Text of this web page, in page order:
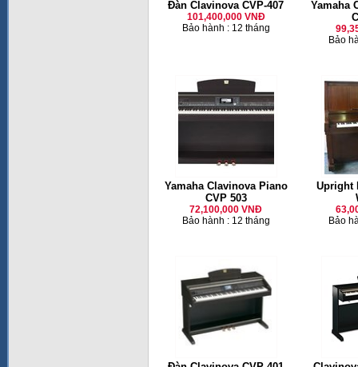
Đàn Clavinova CVP-407
101,400,000 VNĐ
Bảo hành : 12 tháng
Yamaha
Bảo
Yamaha Clavinova Piano
CVP 503
72,100,000 VNĐ
Bảo hành : 12 tháng
Upright
Bảo